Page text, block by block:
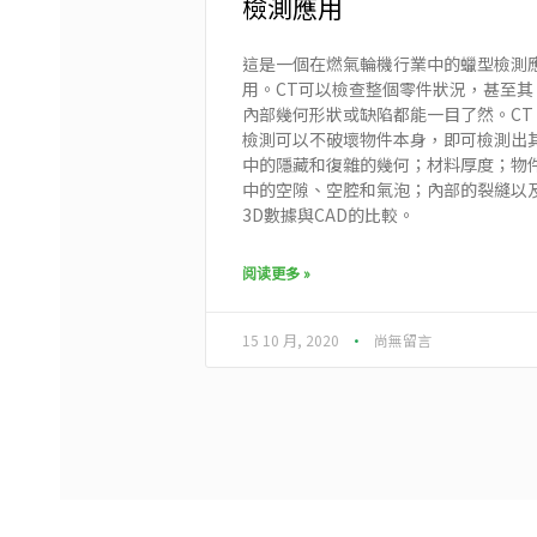
檢測應用
這是一個在燃氣輪機行業中的蠟型檢測
用。CT可以檢查整個零件狀況，甚至其
內部幾何形狀或缺陷都能一目了然。CT
檢測可以不破壞物件本身，即可檢測出
中的隱藏和復雜的幾何；材料厚度；物
中的空隙、空腔和氣泡；內部的裂縫以
3D數據與CAD的比較。
阅读更多 »
15 10 月, 2020 尚無留言